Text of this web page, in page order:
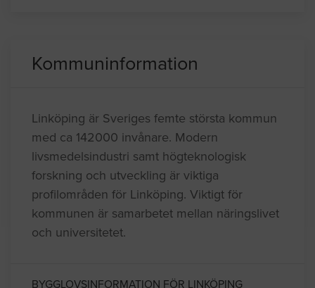
Kommuninformation
Linköping är Sveriges femte största kommun
med ca 142000 invånare. Modern
livsmedelsindustri samt högteknologisk
forskning och utveckling är viktiga
profilområden för Linköping. Viktigt för
kommunen är samarbetet mellan näringslivet
och universitetet.
BYGGLOVSINFORMATION FÖR LINKÖPING